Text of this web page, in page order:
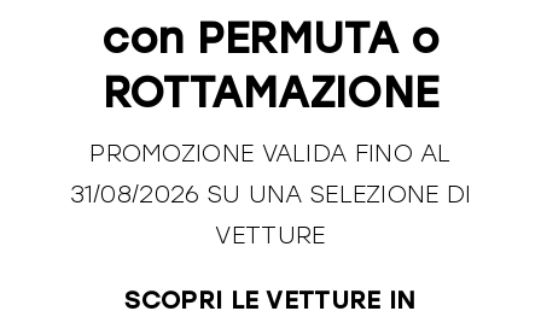
con PERMUTA o
ROTTAMAZIONE
PROMOZIONE VALIDA FINO AL
31/08/2026 SU UNA SELEZIONE DI
VETTURE
SCOPRI LE VETTURE IN